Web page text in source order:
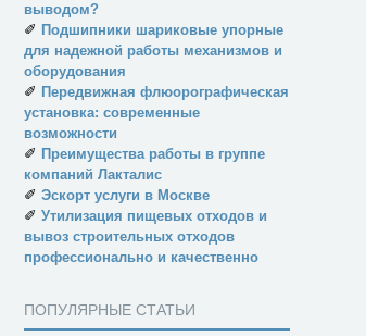
выводом?
✐ Подшипники шариковые упорные
для надежной работы механизмов и
оборудования
✐ Передвижная флюорографическая
установка: современные
возможности
✐ Преимущества работы в группе
компаний Лакталис
✐ Эскорт услуги в Москве
✐ Утилизация пищевых отходов и
вывоз строительных отходов
профессионально и качественно
ПОПУЛЯРНЫЕ СТАТЬИ